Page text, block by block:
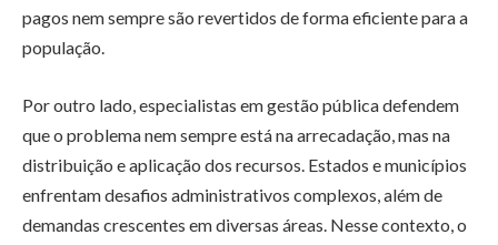
pagos nem sempre são revertidos de forma eficiente para a
população.
Por outro lado, especialistas em gestão pública defendem
que o problema nem sempre está na arrecadação, mas na
distribuição e aplicação dos recursos. Estados e municípios
enfrentam desafios administrativos complexos, além de
demandas crescentes em diversas áreas. Nesse contexto, o